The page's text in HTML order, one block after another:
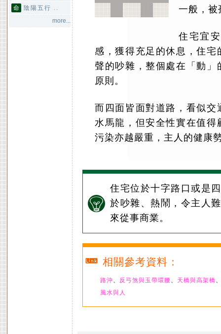
命
陰陽五行 ..
more...
一般，被
住宅宜
感，獲得充足的休息，住
聲的吵雜，整個處在「動
原則。
而四面皆面對道路，看似
水馬龍，但安全性實在值
污染亦越嚴重，主人的健康
住宅位於十字路口或是
於吵雜、熱鬧，令主人
來從事商業。
相關參考資料：
路沖、 反弓煞與玉帶環腰、 天橋與高架橋
風水與人